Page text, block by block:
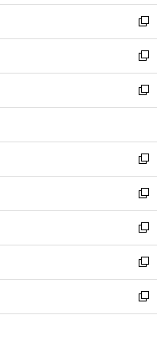
開
く
ウ
で
開
く
ン
ド
ウ
で
開
く
ウ
ィ
ン
ド
ウ
で
開
し
い
ウ
ィ
ン
ド
ウ
開
く
新
し
い
ウ
ィ
ン
ウ
で
開
く
新
し
い
ウ
ン
ド
ウ
で
開
く
新
し
ウ
ィ
ン
ド
ウ
で
開
く
新
し
い
ウ
ィ
ン
ド
ウ
で
開
新
し
い
ウ
ィ
ン
ド
ウ
新
し
い
ウ
ィ
ン
新
し
い
ウ
新
し